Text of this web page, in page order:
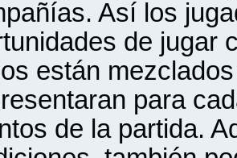
Así los
de jugar
están
para
de la partida.